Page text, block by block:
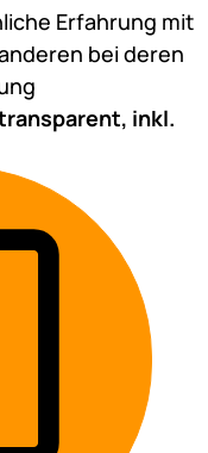
Erfahrung mit
bei deren
inkl.